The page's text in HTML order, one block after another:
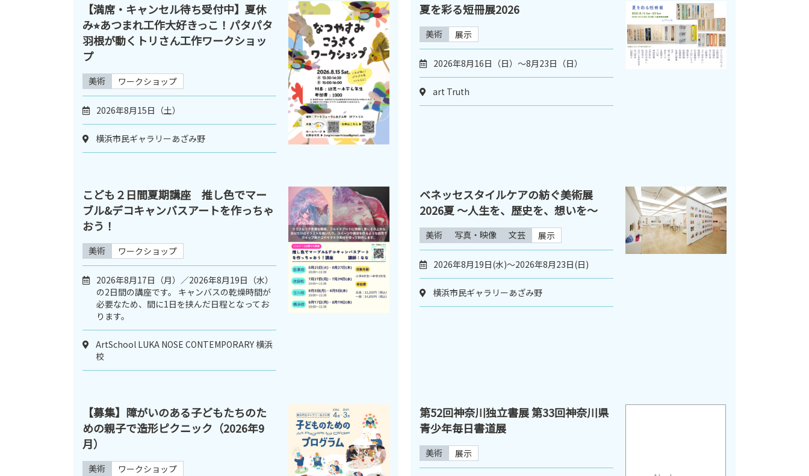
【満席・キャンセル待ち受付中】夏休
み⭐︎あつまれ工作大好きっこ！パタパタ
羽根が動くトリさん工作ワークショッ
プ
美術 ワークショップ
2026年8月15日（土）
横浜市民ギャラリーあざみ野
夏を彩る短冊展2026
美術 展示
2026年8月16日（日）～8月23日（日）
art Truth
こども２日間夏期講座 推し色でマー
ブル&デコキャンバスアートを作っちゃ
おう！
美術 ワークショップ
2026年8月17日（月）／2026年8月19日（水）
の2日間の講座です。 キャンバスの乾燥時間が
必要なため、間に1日を挟んだ日程となってお
ります。
ArtSchool LUKA NOSE CONTEMPORARY 横浜
校
ベネッセスタイルケアの紡ぐ美術展
2026夏 〜人生を、歴史を、想いを〜
美術 写真・映像 文芸 展示
2026年8月19日(水)～2026年8月23日(日)
横浜市民ギャラリーあざみ野
【募集】障がいのある子どもたちのた
めの親子で造形ピクニック（2026年9
月）
美術 ワークショップ
第52回神奈川独立書展 第33回神奈川県
青少年毎日書道展
美術 展示